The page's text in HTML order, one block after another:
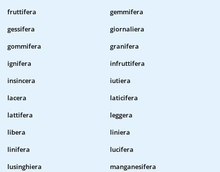
fruttifera
gemmifera
gessifera
giornaliera
gommifera
granifera
ignifera
infruttifera
insincera
iutiera
lacera
laticifera
lattifera
leggera
libera
liniera
linifera
lucifera
lusinghiera
manganesifera